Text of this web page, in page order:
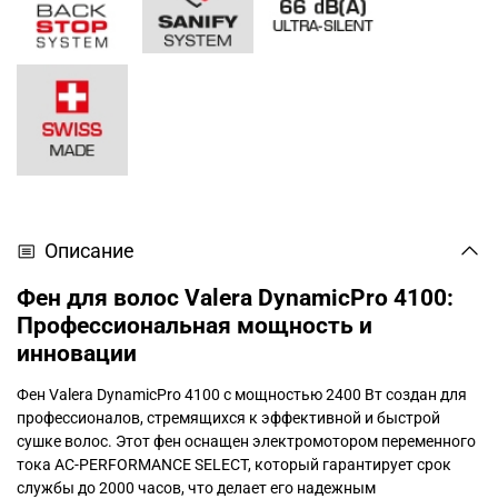
Описание
Фен для волос Valera DynamicPro 4100:
Профессиональная мощность и
инновации
Фен Valera DynamicPro 4100 с мощностью 2400 Вт создан для
профессионалов, стремящихся к эффективной и быстрой
сушке волос. Этот фен оснащен электромотором переменного
тока AC-PERFORMANCE SELECT, который гарантирует срок
службы до 2000 часов, что делает его надежным